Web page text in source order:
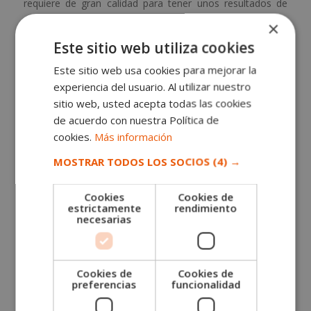
requiere de gran calidad para tener unos resultados de
calidad. Así, más allá de las características del vino, este
SOLICITA MÁS INFORMACIÓN
Nombre (*)
Apellidos (*)
Tu correo electrónico (*)
×
Este sitio web utiliza cookies
Este sitio web usa cookies para mejorar la
experiencia del usuario. Al utilizar nuestro
sitio web, usted acepta todas las cookies
de acuerdo con nuestra Política de
cookies. Más información
MOSTRAR TODOS LOS SOCIOS (4) →
Cookies
estrictamente
necesarias
Cookies de
rendimiento
Cookies de
preferencias
Cookies de
funcionalidad